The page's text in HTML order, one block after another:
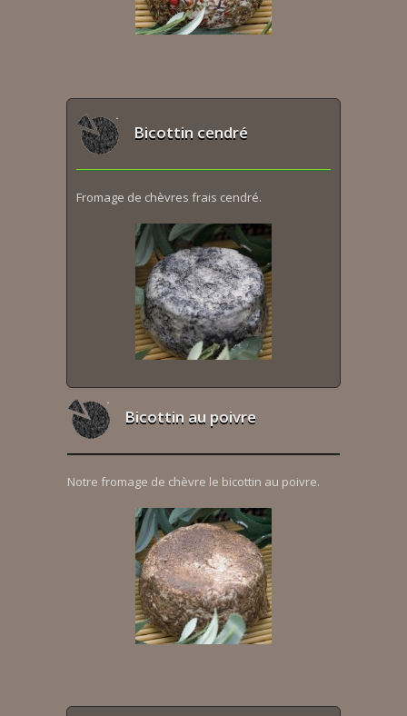
Bicottin cendré
Fromage de chèvres frais cendré.
Bicottin au poivre
Notre fromage de chèvre le bicottin au poivre.